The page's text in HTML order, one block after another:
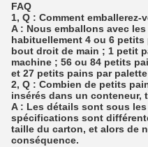
FAQ
1, Q : Comment
A : Nous emballons avec
habituellement 4 ou 6
bout droit de main ; 1 petit
machine ; 56 ou 84 petits
et 27 petits pains par
2, Q : Combien de petits
insérés dans un conteneur,
A : Les détails sont sous
spécifications sont
taille du carton, et alors de
conséquence.